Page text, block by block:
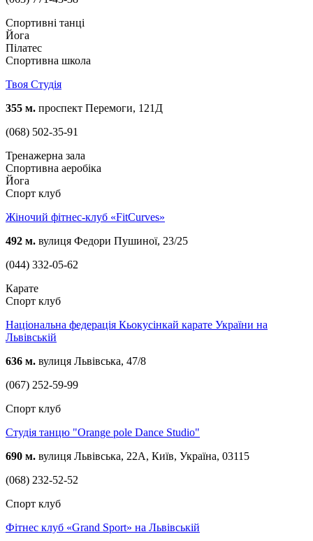
Спортивні танці
Йога
Пілатес
Спортивна школа
Твоя Студія
355 м. проспект Перемоги, 121Д
(068) 502-35-91
Тренажерна зала
Спортивна аеробіка
Йога
Спорт клуб
Жіночий фітнес-клуб «FitCurves»
492 м. вулиця Федори Пушиної, 23/25
(044) 332-05-62
Карате
Спорт клуб
Національна федерація Кьокусінкай карате України на
Львівській
636 м. вулиця Львівська, 47/8
(067) 252-59-99
Спорт клуб
Студія танцю "Orange pole Dance Studio"
690 м. вулиця Львівська, 22А, Київ, Україна, 03115
(068) 232-52-52
Спорт клуб
Фітнес клуб «Grand Sport» на Львівській